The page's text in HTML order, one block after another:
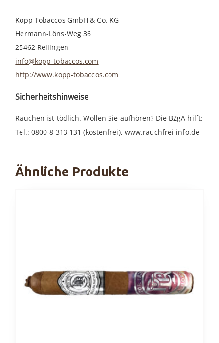
Kopp Tobaccos GmbH & Co. KG
Hermann-Löns-Weg 36
25462 Rellingen
info@kopp-tobaccos.com
http://www.kopp-tobaccos.com
Sicherheitshinweise
Rauchen ist tödlich. Wollen Sie aufhören? Die BZgA hilft:
Tel.: 0800-8 313 131 (kostenfrei), www.rauchfrei-info.de
Ähnliche Produkte
auf.
Die